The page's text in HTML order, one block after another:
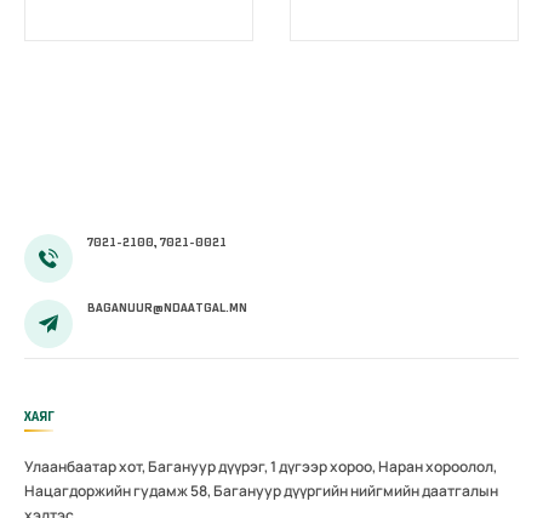
зохион
7021-2100, 7021-0021
BAGANUUR@NDAATGAL.MN
ХАЯГ
Улаанбаатар хот, Багануур дүүрэг, 1 дүгээр хороо, Наран хороолол,
Нацагдоржийн гудамж 58, Багануур дүүргийн нийгмийн даатгалын